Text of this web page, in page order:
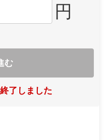
円
む
了しました